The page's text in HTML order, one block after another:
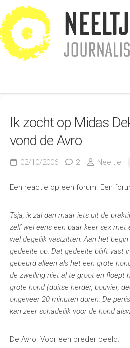
naar
de
inhoud
Ik zocht op Midas
vond de Avro
02/10/2006 2 Neeltje
Een reactie op een forum. Een
Tsja, ik zal dan maar iets uit de
zelf wel eens een paar keer sex met
wel degelijk vastzitten. Aan het
gedeelte op. Dat gedeelte blijft vast
gebeurd alleen als het een grote
de zwelling niet al te groot en floept
grote hond (duitse herder, bouvier,
ongeveer 20 minuten duren. De
kan zeer schadelijk voor de hond
De Avro. Voor een breder beeld.